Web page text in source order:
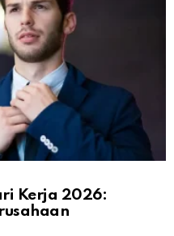
Kerja 2026: